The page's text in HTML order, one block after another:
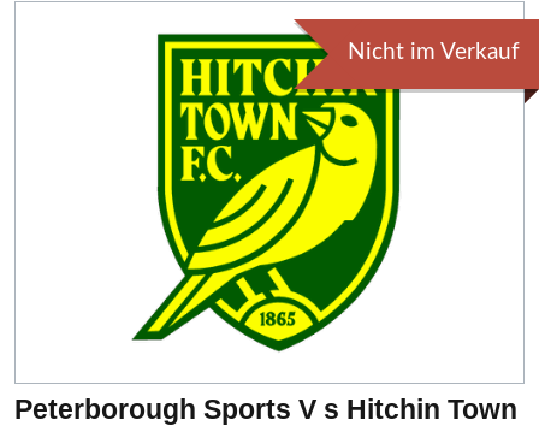
Nicht im Verkauf
Peterborough Sports V s Hitchin Town